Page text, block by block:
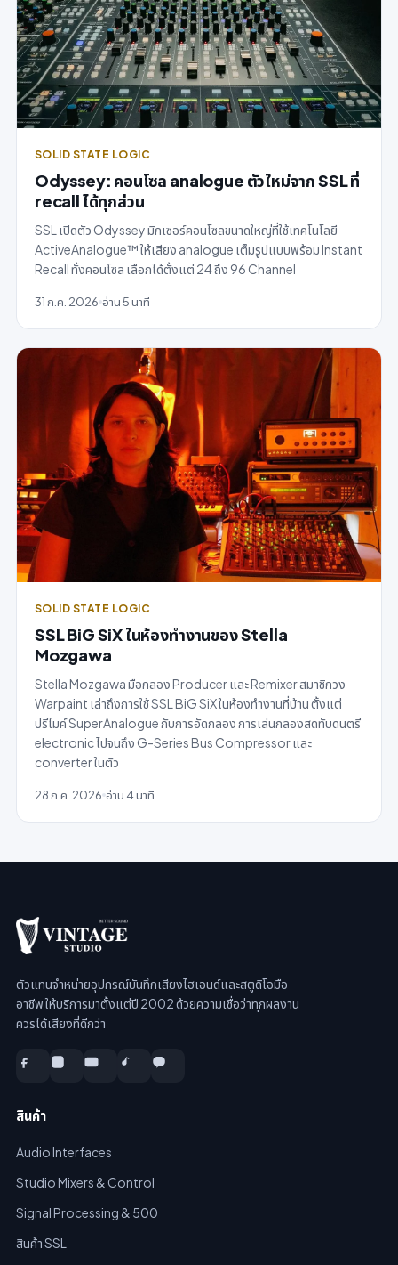
SOLID STATE LOGIC
Odyssey: คอนโซล analogue ตัวใหม่จาก SSL ที่
recall ได้ทุกส่วน
SSL เปิดตัว Odyssey มิกเซอร์คอนโซลขนาดใหญ่ที่ใช้เทคโนโลยี
ActiveAnalogue™ ให้เสียง analogue เต็มรูปแบบพร้อม Instant
Recall ทั้งคอนโซล เลือกได้ตั้งแต่ 24 ถึง 96 Channel
31 ก.ค. 2026 อ่าน 5 นาที
SOLID STATE LOGIC
SSL BiG SiX ในห้องทำงานของ Stella
Mozgawa
Stella Mozgawa มือกลอง Producer และ Remixer สมาชิกวง
Warpaint เล่าถึงการใช้ SSL BiG SiX ในห้องทำงานที่บ้าน ตั้งแต่
ปรีไมค์ SuperAnalogue กับการอัดกลอง การเล่นกลองสดทับดนตรี
electronic ไปจนถึง G-Series Bus Compressor และ
converter ในตัว
28 ก.ค. 2026 อ่าน 4 นาที
ตัวแทนจำหน่ายอุปกรณ์บันทึกเสียงไฮเอนด์และสตูดิโอมือ
อาชีพ ให้บริการมาตั้งแต่ปี 2002 ด้วยความเชื่อว่าทุกผลงาน
ควรได้เสียงที่ดีกว่า
สินค้า
Audio Interfaces
Studio Mixers & Control
Signal Processing & 500
สินค้า SSL